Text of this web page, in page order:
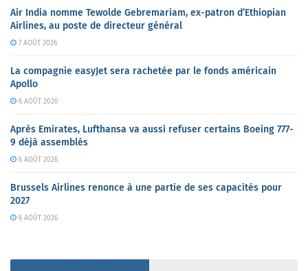
Air India nomme Tewolde Gebremariam, ex-patron d’Ethiopian
Airlines, au poste de directeur général
7 AOÛT 2026
La compagnie easyJet sera rachetée par le fonds américain
Apollo
6 AOÛT 2026
Après Emirates, Lufthansa va aussi refuser certains Boeing 777-
9 déjà assemblés
6 AOÛT 2026
Brussels Airlines renonce à une partie de ses capacités pour
2027
6 AOÛT 2026